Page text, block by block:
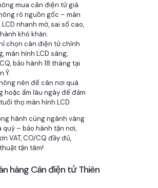
mua cân điện tử giá
rõ nguồn gốc – màn
nhanh mờ, sai số cao,
khó khăn.
chọn cân điện tử chính
màn hình LCD sáng,
bảo hành 18 tháng tại
Ý.
nên để cân nơi quá
hoặc ẩm lâu ngày để đảm
thọ màn hình LCD.
hành cùng ngành vàng
quý – bảo hành tận nơi,
VAT, CO/CQ đầy đủ,
tận tâm!
hàng Cân điện tử Thiên